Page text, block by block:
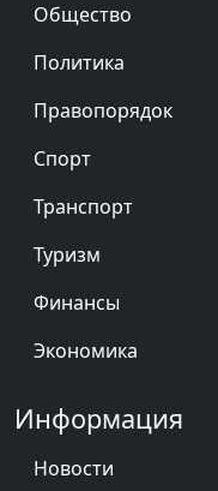
Общество
Политика
Правопорядок
Спорт
Транспорт
Туризм
Финансы
Экономика
Информация
Новости